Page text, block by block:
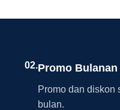
02.Promo Bulanan
Promo dan diskon
bulan.